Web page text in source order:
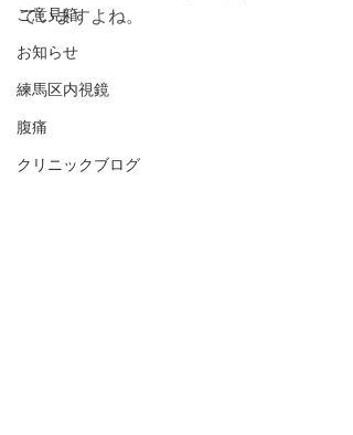
ご意見箱
お知らせ
練馬区内視鏡
腹痛
クリニックブログ
ていますよね。